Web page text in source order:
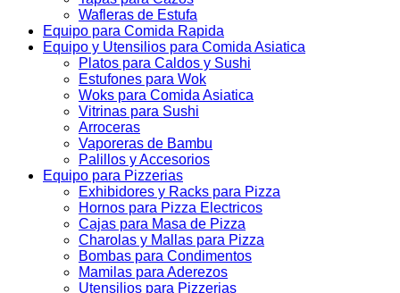
Wafleras de Estufa
Equipo para Comida Rapida
Equipo y Utensilios para Comida Asiatica
Platos para Caldos y Sushi
Estufones para Wok
Woks para Comida Asiatica
Vitrinas para Sushi
Arroceras
Vaporeras de Bambu
Palillos y Accesorios
Equipo para Pizzerias
Exhibidores y Racks para Pizza
Hornos para Pizza Electricos
Cajas para Masa de Pizza
Charolas y Mallas para Pizza
Bombas para Condimentos
Mamilas para Aderezos
Utensilios para Pizzerias